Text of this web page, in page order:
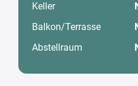
Keller
Balkon/Terrasse
Abstellraum